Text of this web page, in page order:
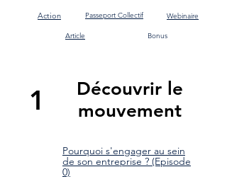
Action Passeport Collectif Webinaire
Article Bonus
Découvrir le
mouvement
1
Pourquoi s'engager au sein
de son entreprise ? (Episode
0)